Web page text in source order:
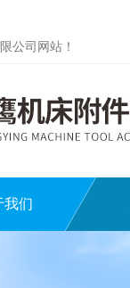
公司网站！
我们